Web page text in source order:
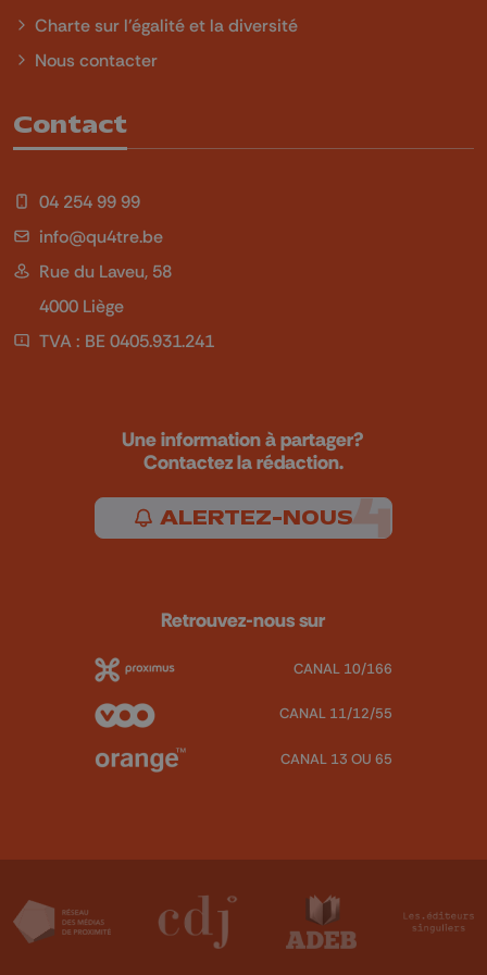
Charte sur l'égalité et la diversité
Nous contacter
Contact
04 254 99 99
info@qu4tre.be
Rue du Laveu, 58
4000 Liège
TVA : BE 0405.931.241
Une information à partager?
Contactez la rédaction.
ALERTEZ-NOUS
Retrouvez-nous sur
CANAL 10/166
CANAL 11/12/55
CANAL 13 OU 65